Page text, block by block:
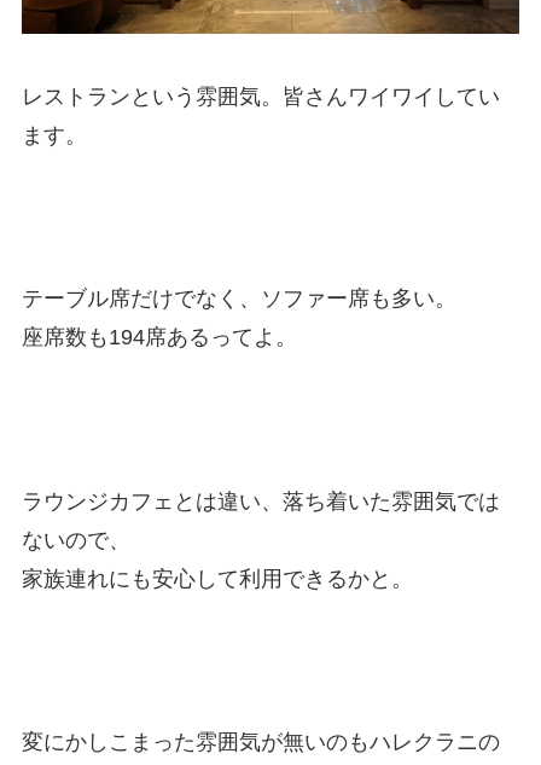
レストランという雰囲気。皆さんワイワイしてい
ます。
テーブル席だけでなく、ソファー席も多い。
座席数も194席あるってよ。
ラウンジカフェとは違い、落ち着いた雰囲気では
ないので、
家族連れにも安心して利用できるかと。
変にかしこまった雰囲気が無いのもハレクラニの